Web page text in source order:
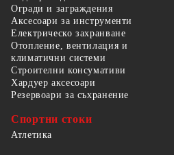
Огради и заграждения
Аксесоари за инструменти
Електрическо захранване
Отопление, вентилация и
климатични системи
Строителни консумативи
Хардуер аксесоари
Резервоари за съхранение
Спортни стоки
Атлетика